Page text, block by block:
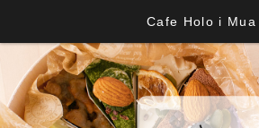
Cafe Holo i Mua